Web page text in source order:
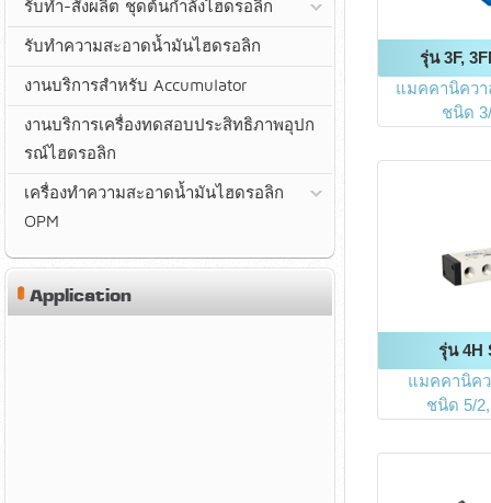
รุ่น 3F,
แมคคานิควา
ชนิด
รุ่น 4H
แมคคานิค
ชนิด 5/
รับทำ-สั่งผลิต ชุดต้นกำลังไฮดรอลิก
รับทำความสะอาดน้ำมันไฮดรอลิก
งานบริการสำหรับ Accumulator
งานบริการเครื่องทดสอบประสิทธิภาพอุปก
รณ์ไฮดรอลิก
เครื่องทำความสะอาดน้ำมันไฮดรอลิก
OPM
Application